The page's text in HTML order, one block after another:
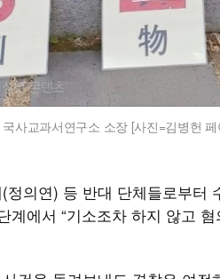
사교과서연구소 소장 [사진=김병헌
의연) 등 반대 단체들로부터
계에서 “기소조차 하지 않고